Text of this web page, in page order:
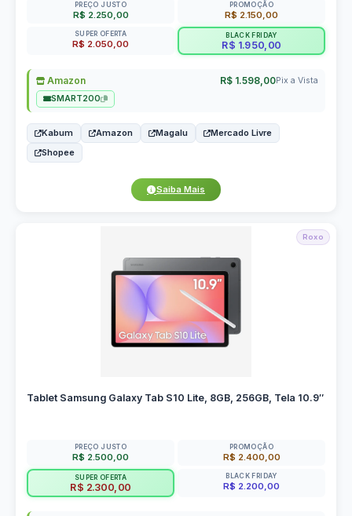
PREÇO JUSTO
R$ 2.250,00
PROMOÇÃO
R$ 2.150,00
SUPER OFERTA
R$ 2.050,00
BLACK FRIDAY
R$ 1.950,00
Amazon R$ 1.598,00Pix a Vista
SMART200
Kabum Amazon Magalu
Mercado Livre
Shopee
Saiba Mais
Roxo
Tablet Samsung Galaxy Tab S10 Lite, 8GB, 256GB, Tela 10.9″
PREÇO JUSTO
R$ 2.500,00
PROMOÇÃO
R$ 2.400,00
SUPER OFERTA
R$ 2.300,00
BLACK FRIDAY
R$ 2.200,00